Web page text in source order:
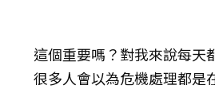
這個重要嗎？對我來說每天
很多人會以為危機處理都是